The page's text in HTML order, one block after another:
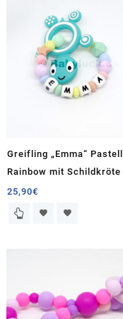
Greifling „Emma“ Pastell
Rainbow mit Schildkröte
25,90€